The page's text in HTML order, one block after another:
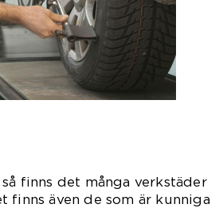
finns det många verkstäder
finns även de som är kunniga